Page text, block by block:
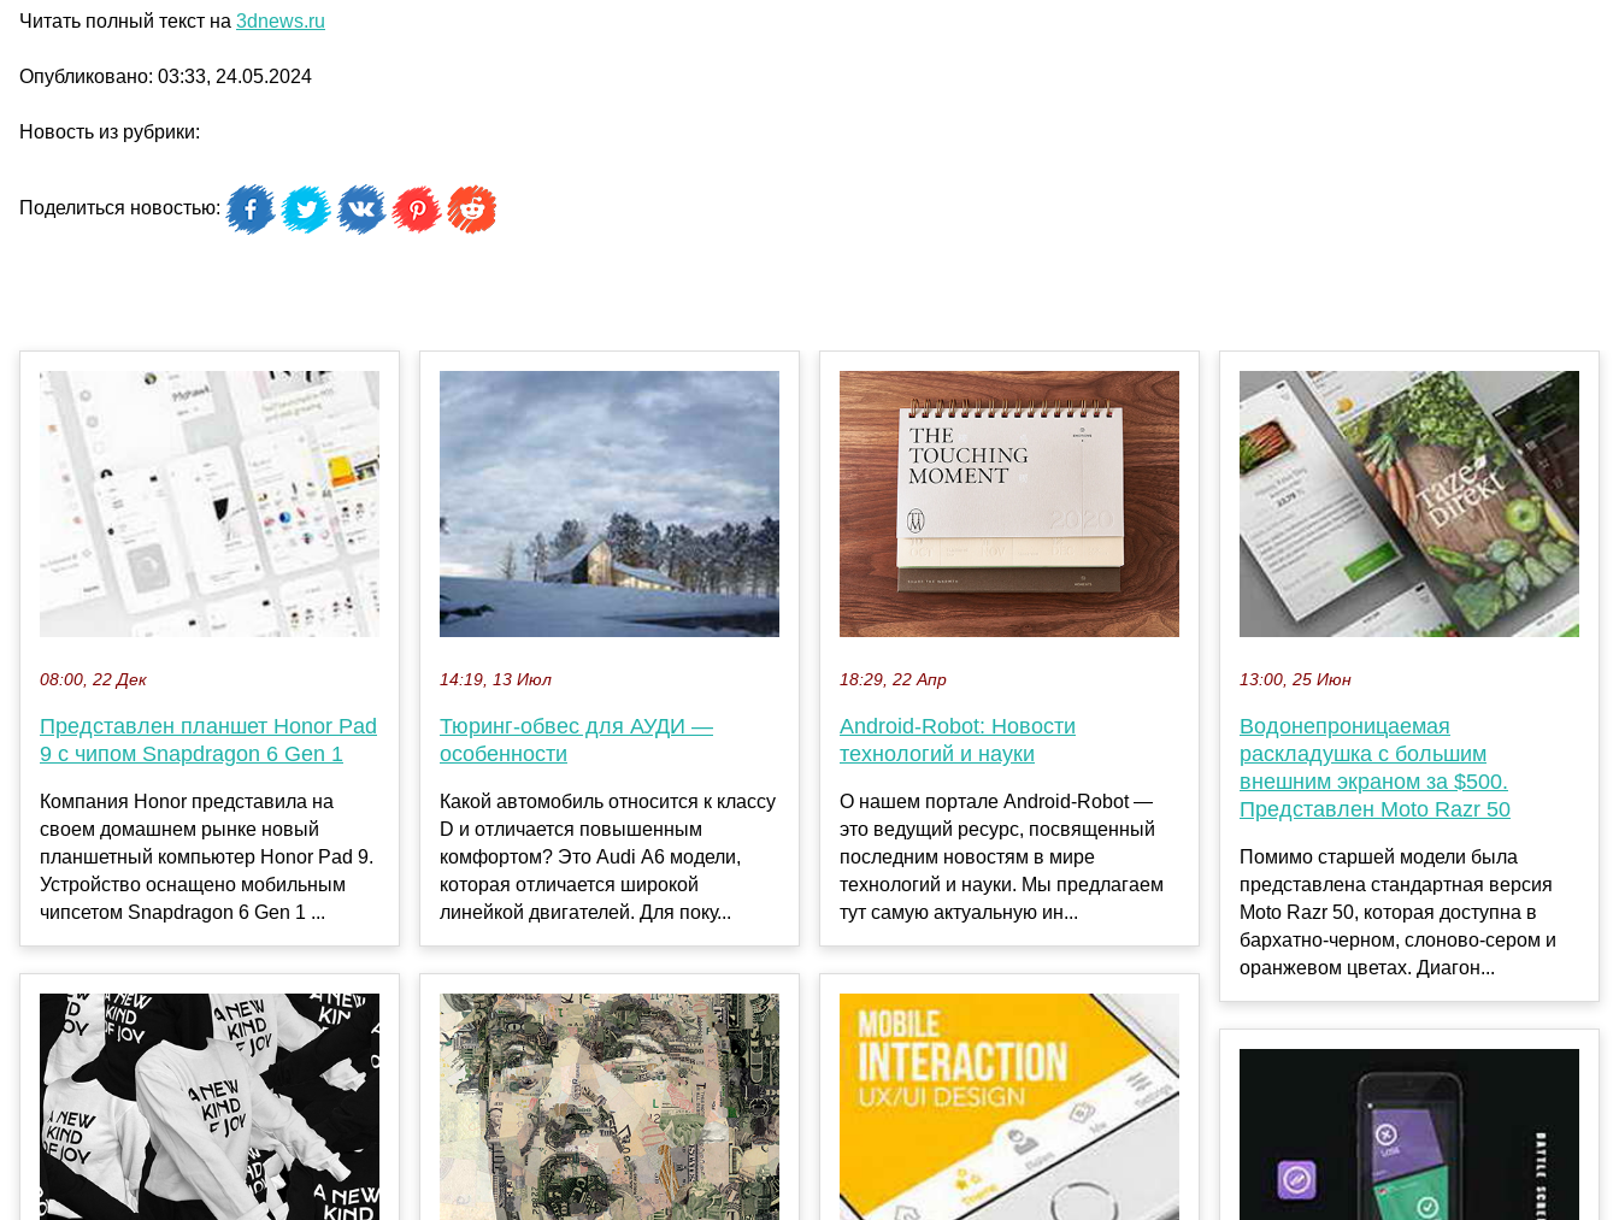
Читать полный текст на 3dnews.ru
Опубликовано: 03:33, 24.05.2024
Новость из рубрики:
Поделиться новостью:
08:00, 22 Дек
Представлен планшет Honor Pad
9 с чипом Snapdragon 6 Gen 1
Компания Honor представила на
своем домашнем рынке новый
планшетный компьютер Honor Pad 9.
Устройство оснащено мобильным
чипсетом Snapdragon 6 Gen 1 ...
14:19, 13 Июл
Тюринг-обвес для АУДИ —
особенности
Какой автомобиль относится к классу
D и отличается повышенным
комфортом? Это Audi А6 модели,
которая отличается широкой
линейкой двигателей. Для поку...
18:29, 22 Апр
Android-Robot: Новости
технологий и науки
О нашем портале Android-Robot —
это ведущий ресурс, посвященный
последним новостям в мире
технологий и науки. Мы предлагаем
тут самую актуальную ин...
13:00, 25 Июн
Водонепроницаемая
раскладушка с большим
внешним экраном за $500.
Представлен Moto Razr 50
Помимо старшей модели была
представлена стандартная версия
Moto Razr 50, которая доступна в
бархатно-черном, слоново-сером и
оранжевом цветах. Диагон...